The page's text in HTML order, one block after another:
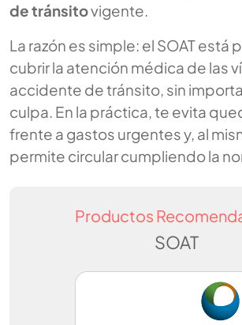
de tránsitovigente.
La razón es simple: el SOAT está
cubrir la atención médica de las
accidente de tránsito, sin
culpa. En la práctica, te evita
frente a gastos urgentes y, al
permite circular cumpliendo la
Productos
SOAT